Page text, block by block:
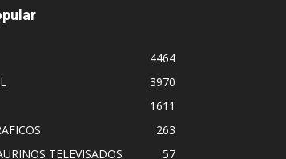
4464
3970
1611
263
TELEVISADOS
57